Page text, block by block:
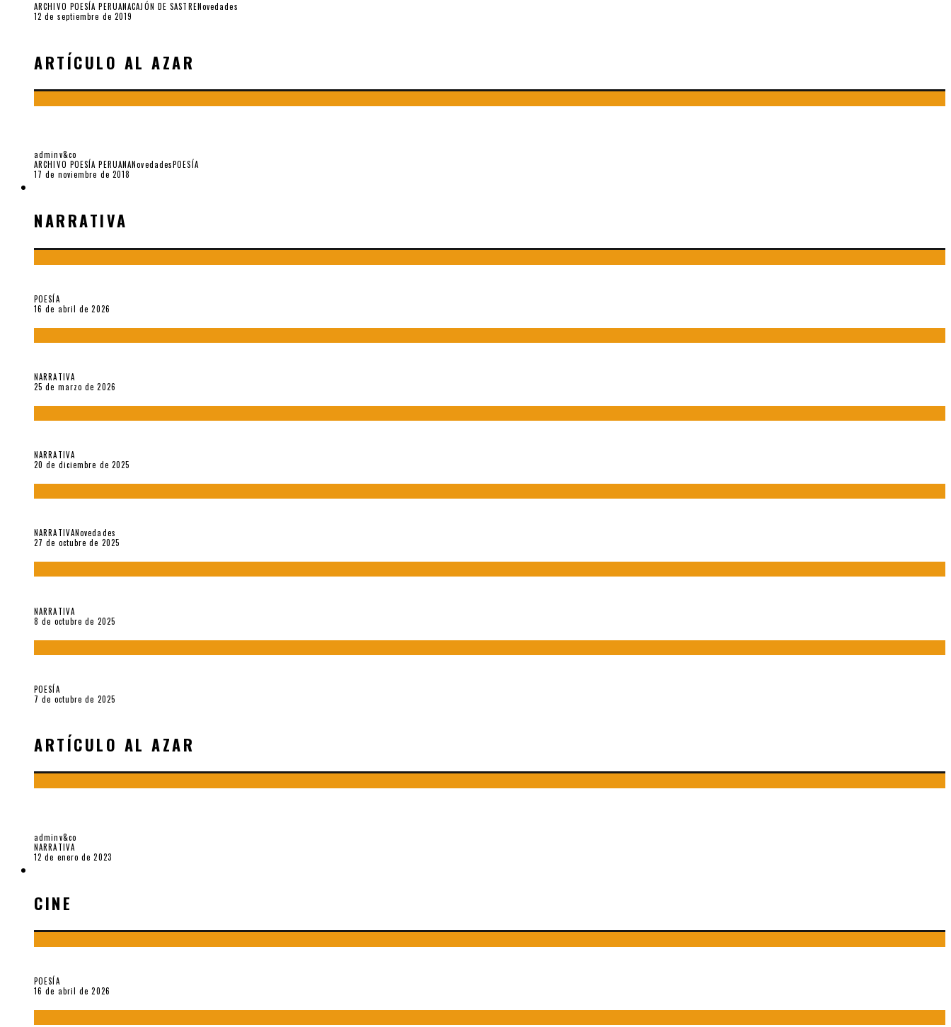
ARCHIVO POESÍA PERUANACAJÓN DE SASTRENovedades
12 de septiembre de 2019
ARTÍCULO AL AZAR
adminv&co
ARCHIVO POESÍA PERUANANovedadesPOESÍA
17 de noviembre de 2018
NARRATIVA
POESÍA
16 de abril de 2026
NARRATIVA
25 de marzo de 2026
NARRATIVA
20 de diciembre de 2025
NARRATIVANovedades
27 de octubre de 2025
NARRATIVA
8 de octubre de 2025
POESÍA
7 de octubre de 2025
ARTÍCULO AL AZAR
adminv&co
NARRATIVA
12 de enero de 2023
CINE
POESÍA
16 de abril de 2026